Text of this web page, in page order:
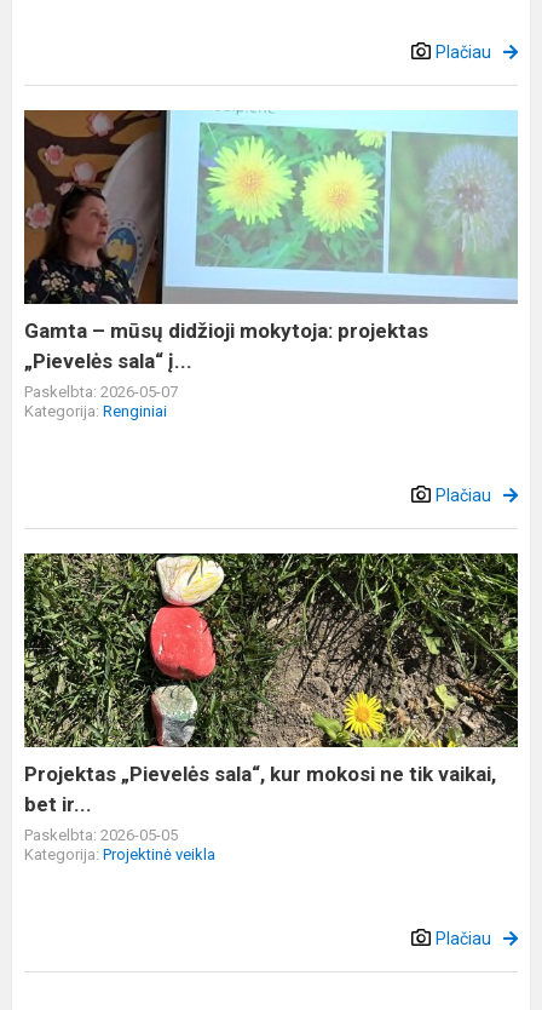
Plačiau
Gamta
mūsų
didžioji
mokytoja:
projektas
„Pievelės
sala“
į...
Gamta – mūsų didžioji mokytoja: projektas
„Pievelės sala“ į...
Paskelbta: 2026-05-07
Kategorija: Renginiai
Plačiau
Projektas
„Pievelės
sala“,
kur
mokosi
ne
tik
vaikai,
bet
ir...
Projektas „Pievelės sala“, kur mokosi ne tik vaikai,
bet ir...
Paskelbta: 2026-05-05
Kategorija: Projektinė veikla
Plačiau